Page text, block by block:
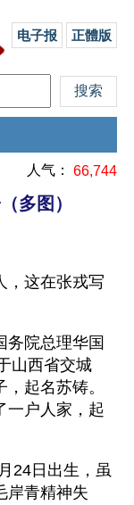
电子报 正體版
人气： 66,744
多图）
，这在张戎写
务院总理华国
山西省交城
起名苏铸。
一户人家，起
24日出生，虽
岸青精神失